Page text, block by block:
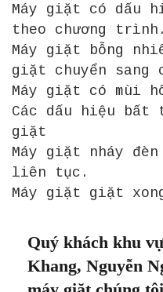
Máy giặt có dấu
theo chương trình.
Máy giặt bỗng
giặt chuyển sang
Máy giặt có mùi
Các dấu hiệu bất
giặt
Máy giặt nháy
liên tục.
Máy giặt giặt
Quý khách khu
Khang, Nguyễn